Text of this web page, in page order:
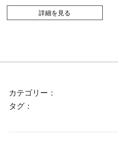
詳細を見る
カテゴリー：
タグ：